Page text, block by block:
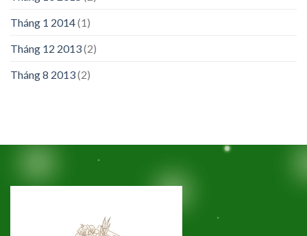
Tháng 1 2014(1)
Tháng 12 2013(2)
Tháng 8 2013(2)